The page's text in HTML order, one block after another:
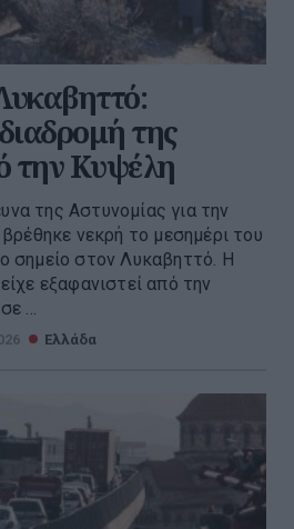
της
την Κυψέλη
της Αστυνομίας για την
νεκρή το μεσημέρι του
σημείο στον Λυκαβηττό. Η
εξαφανιστεί από την
...
Ελλάδα